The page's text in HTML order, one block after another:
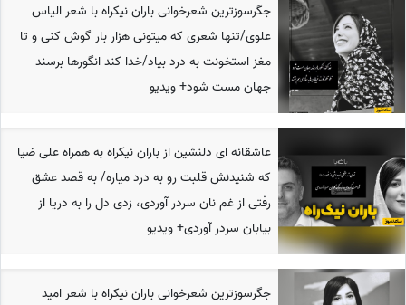
جگرسوزترین شعرخوانی باران نیکراه با شعر الیاس
علوی/تنها شعری که میتونی هزار بار گوش کنی و تا
مغز استخونت به درد بیاد/خدا کند انگورها برسند
جهان مست شود+ ویدیو
عاشقانه ای دلنشین از باران نیکراه به همراه علی ضیا
که شنیدنش قلبت رو به درد میاره/ به قصد عشق
رفتی از غم نان سردر آوردی، زدی دل را به دریا از
بیابان سردر آوردی+ ویدیو
جگرسوزترین شعرخوانی باران نیکراه با شعر امید